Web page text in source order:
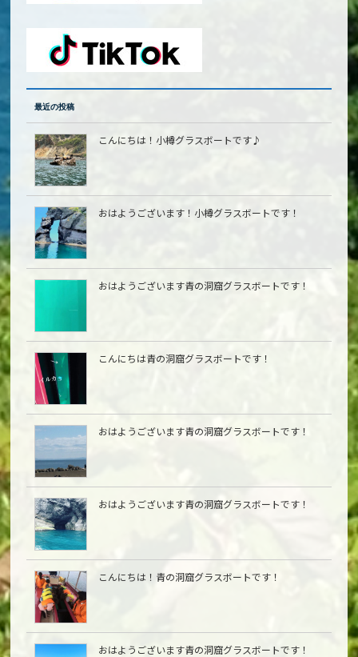
最近の投稿
こんにちは！小樽グラスボートです♪
おはようございます！小樽グラスボートです！
おはようございます青の洞窟グラスボートです！
こんにちは青の洞窟グラスボートです！
おはようございます青の洞窟グラスボートです！
おはようございます青の洞窟グラスボートです！
こんにちは︎！青の洞窟グラスボートです！
おはようございます青の洞窟グラスボートです！